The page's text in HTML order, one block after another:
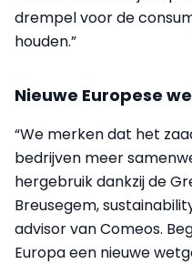
drempel voor de
houden.”
Nieuwe Europese
“We merken dat het
bedrijven meer
hergebruik dankzij de
Breusegem,
advisor van Comeos.
Europa een nieuwe